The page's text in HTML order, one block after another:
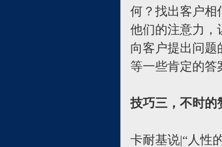
何？找出客户相
他们的注意力，
向客户提出问题
等一些肯定的答
技巧三，不时的
卡耐基说|“人性